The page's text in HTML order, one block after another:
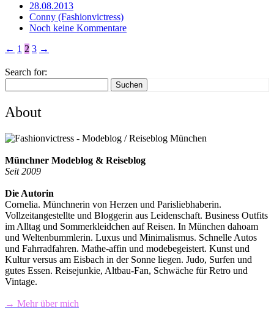
28.08.2013
Conny (Fashionvictress)
Noch keine Kommentare
← 1 2 3 →
Search for:
Suchen
About
Münchner Modeblog & Reiseblog
Seit 2009
Die Autorin
Cornelia. Münchnerin von Herzen und Parisliebhaberin.
Vollzeitangestellte und Bloggerin aus Leidenschaft. Business Outfits
im Alltag und Sommerkleidchen auf Reisen. In München dahoam
und Weltenbummlerin. Luxus und Minimalismus. Schnelle Autos
und Fahrradfahren. Mathe-affin und modebegeistert. Kunst und
Kultur versus am Eisbach in der Sonne liegen. Judo, Surfen und
gutes Essen. Reisejunkie, Altbau-Fan, Schwäche für Retro und
Vintage.
→ Mehr über mich